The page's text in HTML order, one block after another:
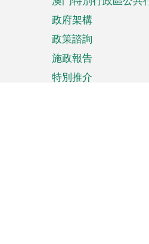
政府架構
政策諮詢
施政報告
特別推介